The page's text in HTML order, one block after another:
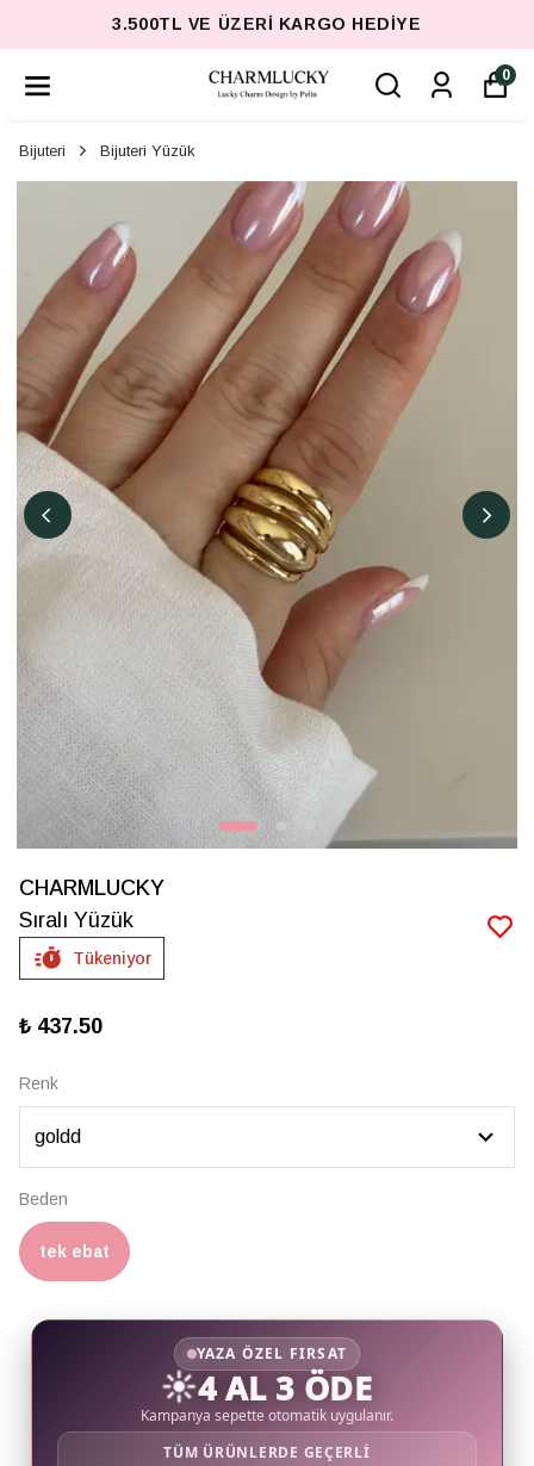
3.500TL VE ÜZERI KARGO HEDIYE
0
Bijuteri Bijuteri Yüzük
CHARMLUCKY
Sıralı Yüzük
Tükeniyor
₺ 437.50
Renk
Beden
tek ebat
YAZA ÖZEL FIRSAT
☀️4 AL 3 ÖDE
Kampanya sepette otomatik uygulanır.
TÜM ÜRÜNLERDE GEÇERLİ